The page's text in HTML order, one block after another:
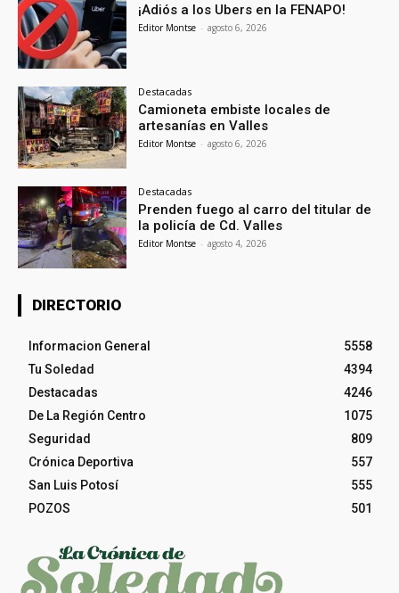
¡Adiós a los Ubers en la FENAPO!
Editor Montse - agosto 6, 2026
Destacadas
Camioneta embiste locales de
artesanías en Valles
Editor Montse - agosto 6, 2026
Destacadas
Prenden fuego al carro del titular de
la policía de Cd. Valles
Editor Montse - agosto 4, 2026
DIRECTORIO
Informacion General
5558
Tu Soledad
4394
Destacadas
4246
De La Región Centro
1075
Seguridad
809
Crónica Deportiva
557
San Luis Potosí
555
POZOS
501